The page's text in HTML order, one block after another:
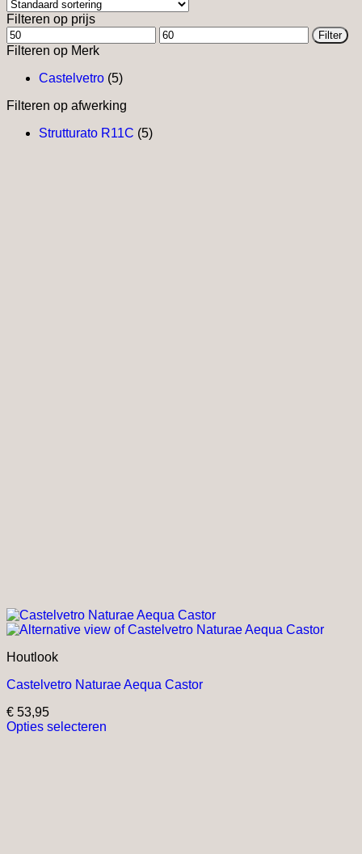
Filteren op prijs
Min.
prijs
Max.
prijs
Filter
Filteren op Merk
Castelvetro (5)
Filteren op afwerking
Strutturato R11C (5)
Houtlook
Castelvetro Naturae Aequa Castor
€ 53,95
Opties selecteren